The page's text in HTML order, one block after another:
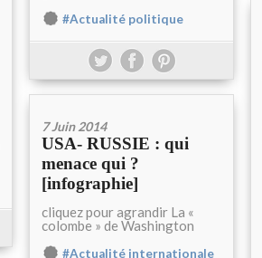
#Actualité politique
7 Juin 2014
USA- RUSSIE : qui
menace qui ?
[infographie]
cliquez pour agrandir La «
colombe » de Washington
#Actualité internationale